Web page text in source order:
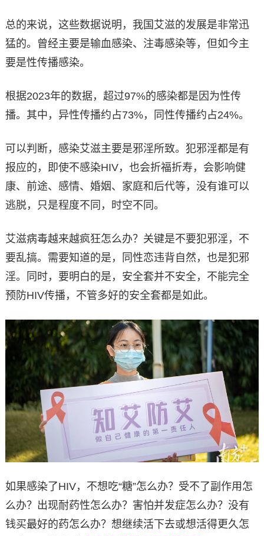
总的来说，这些数据说明，我国艾滋的发展是非常迅
猛的。曾经主要是输血感染、注毒感染等，但如今主
要是性传播感染。
根据2023年的数据，超过97%的感染都是因为性传
播。其中，异性传播约占73%，同性传播约占24%。
可以判断，感染艾滋主要是邪淫所致。犯邪淫都是有
报应的，即使不感染HIV，也会折福折寿，会影响健
康、前途、感情、婚姻、家庭和后代等，没有谁可以
逃脱，只是程度不同，时空不同。
艾滋病毒越来越疯狂怎么办？关键是不要犯邪淫，不
要乱搞。需要知道的是，同性恋违背自然，也是犯邪
淫。同时，要明白的是，安全套并不安全，不能完全
预防HIV传播，不管多好的安全套都是如此。
如果感染了HIV，不想吃“糖”怎么办？受不了副作用怎
么办？出现耐药性怎么办？害怕并发症怎么办？没有
钱买最好的药怎么办？想继续活下去或想活得更久怎